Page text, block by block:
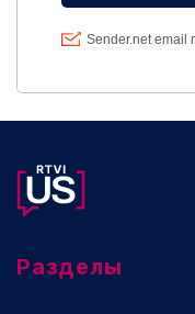
Разделы